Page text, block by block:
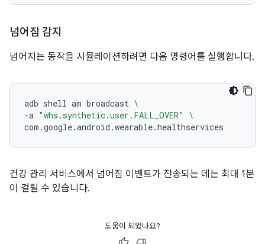
넘어짐 감지
넘어지는 동작을 시뮬레이션하려면 다음 명령어를 실행합니다.
adb shell am broadcast \
-a "whs.synthetic.user.FALL_OVER"
\
건강 관리 서비스에서 넘어짐 이벤트가 전송되는 데는 최대 1분
이 걸릴 수 있습니다.
도움이 되었나요?